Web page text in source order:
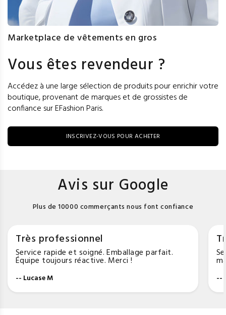
Marketplace de vêtements en gros
Vous êtes revendeur ?
Accédez à une large sélection de produits pour enrichir votre
boutique, provenant de marques et de grossistes de
confiance sur EFashion Paris.
INSCRIVEZ-VOUS POUR ACHETER
Avis sur Google
Plus de 10000 commerçants nous font confiance
Très professionnel
Service rapide et soigné. Emballage parfait.
Équipe toujours réactive. Merci !
-- Lucase M --